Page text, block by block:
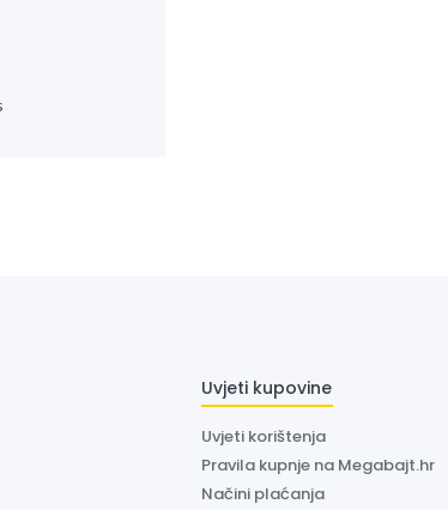
Uvjeti kupovine
Uvjeti korištenja
Pravila kupnje na Megabajt.hr
Načini plaćanja